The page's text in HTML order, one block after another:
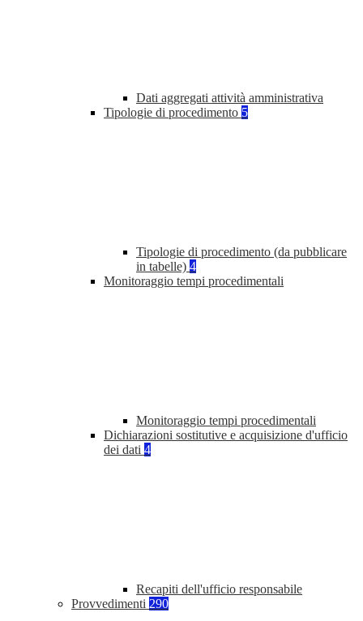
Dati aggregati attività amministrativa
Tipologie di procedimento 5
Tipologie di procedimento (da pubblicare
in tabelle) 4
Monitoraggio tempi procedimentali
Monitoraggio tempi procedimentali
Dichiarazioni sostitutive e acquisizione d'ufficio
dei dati 4
Recapiti dell'ufficio responsabile
Provvedimenti 290